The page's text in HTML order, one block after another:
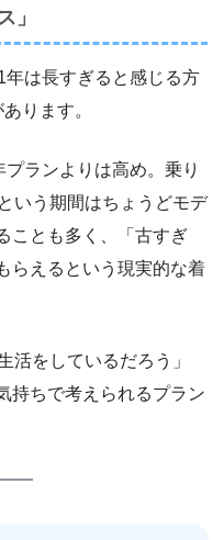
」
は長すぎると感じる方
ります。
ランよりは高め。乗り
いう期間はちょうどモデ
ことも多く、「古すぎ
らえるという現実的な着
活をしているだろう」
ちで考えられるプラン